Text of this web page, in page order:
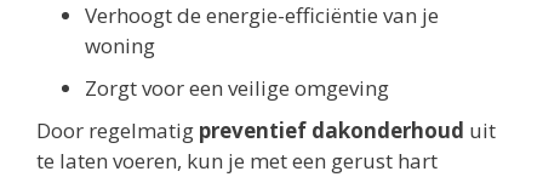
Verhoogt de energie-efficiëntie van je
woning
Zorgt voor een veilige omgeving
Door regelmatig preventief dakonderhoud uit
te laten voeren, kun je met een gerust hart